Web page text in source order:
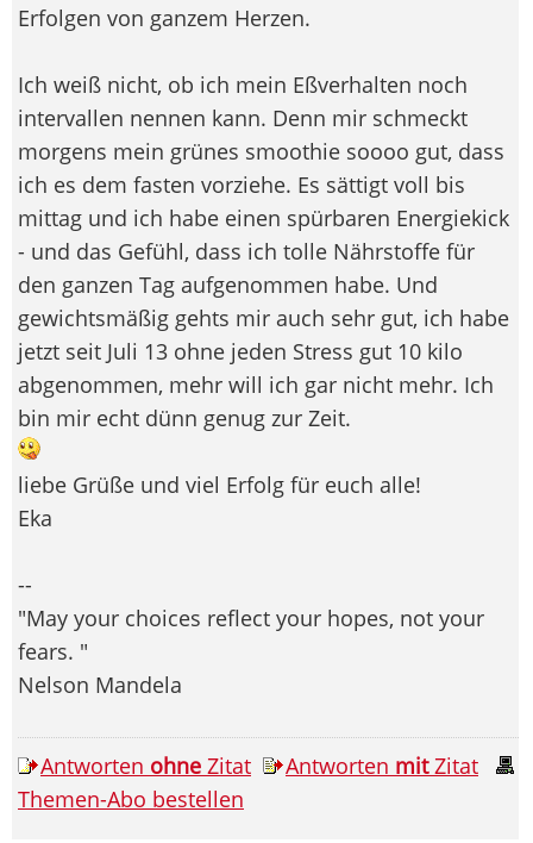
Erfolgen von ganzem Herzen.
Ich weiß nicht, ob ich mein Eßverhalten noch
intervallen nennen kann. Denn mir schmeckt
morgens mein grünes smoothie soooo gut, dass
ich es dem fasten vorziehe. Es sättigt voll bis
mittag und ich habe einen spürbaren Energiekick
- und das Gefühl, dass ich tolle Nährstoffe für
den ganzen Tag aufgenommen habe. Und
gewichtsmäßig gehts mir auch sehr gut, ich habe
jetzt seit Juli 13 ohne jeden Stress gut 10 kilo
abgenommen, mehr will ich gar nicht mehr. Ich
bin mir echt dünn genug zur Zeit.
liebe Grüße und viel Erfolg für euch alle!
Eka
--
"May your choices reflect your hopes, not your
fears. "
Nelson Mandela
Antworten ohne Zitat Antworten mitZitat
Themen-Abo bestellen